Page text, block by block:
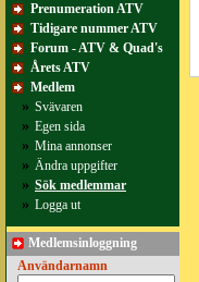
Prenumeration ATV
Tidigare nummer ATV
Forum - ATV & Quad's
Årets ATV
Medlem
» Svävaren
» Egen sida
» Mina annonser
» Ändra uppgifter
» Sök medlemmar
» Logga ut
Medlemsinloggning
Användarnamn